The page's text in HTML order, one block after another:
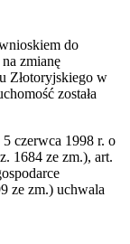
do
zmianę
Złotoryjskiego w
została
czerwca 1998 r. o
1684 ze zm.), art.
ze zm.) uchwala